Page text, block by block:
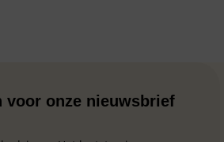
voor onze nieuwsbrief